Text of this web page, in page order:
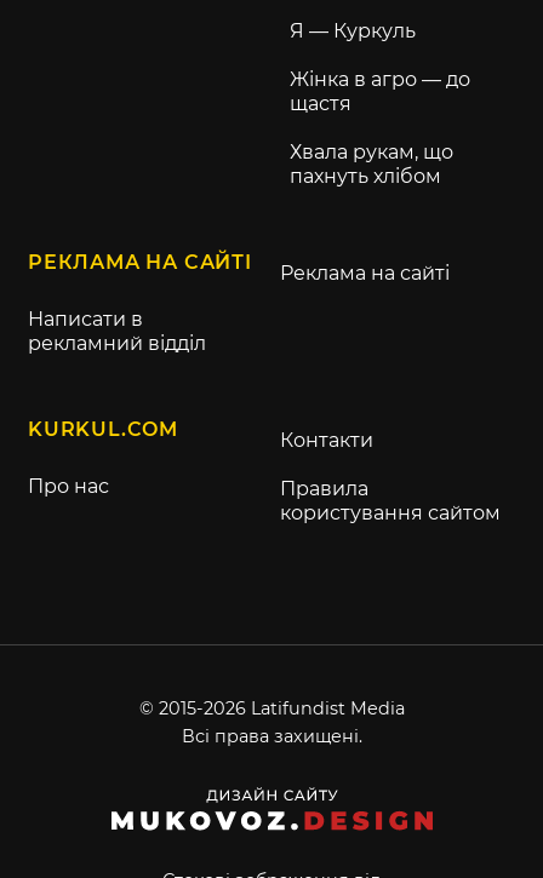
Я — Куркуль
Жінка в агро — до
щастя
Хвала рукам, що
пахнуть хлібом
РЕКЛАМА НА САЙТІ
Написати в
рекламний відділ
Реклама на сайті
KURKUL.COM
Про нас
Контакти
Правила
користування сайтом
© 2015-2026 Latifundist Media
Всі права захищені.